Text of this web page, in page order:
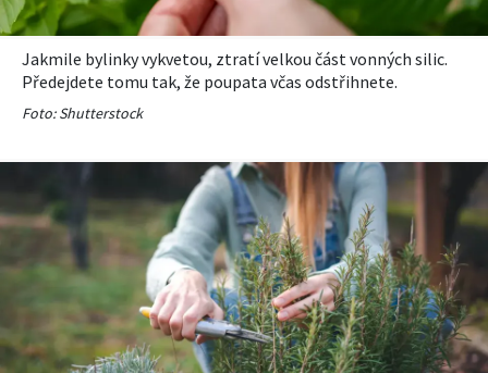
Jakmile bylinky vykvetou, ztratí velkou část vonných silic.
Předejdete tomu tak, že poupata včas odstřihnete.
Foto: Shutterstock